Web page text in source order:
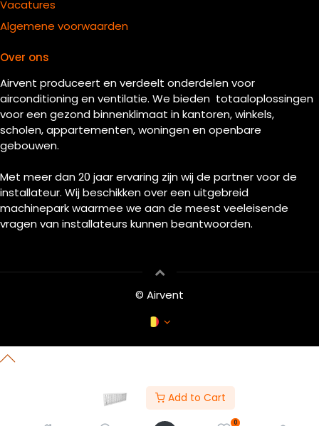
Add to Cart
0
Vacatures
Algemene voorwaarden
Over ons
Airvent produceert en verdeelt onderdelen voor
airconditioning en ventilatie. We bieden totaaloplossingen
voor een gezond binnenklimaat in kantoren, winkels,
scholen, appartementen, woningen en openbare
gebouwen.
Met meer dan 20 jaar ervaring zijn wij de partner voor de
installateur. Wij beschikken over een uitgebreid
machinepark waarmee we aan de meest veeleisende
vragen van installateurs kunnen beantwoorden.
© Airvent